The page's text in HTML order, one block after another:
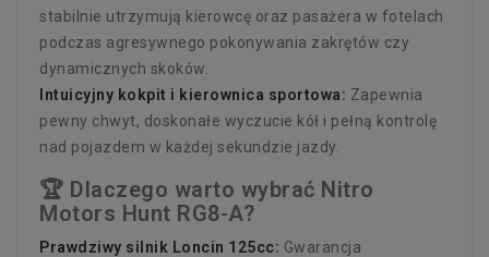
stabilnie utrzymują kierowcę oraz pasażera w fotelach
podczas agresywnego pokonywania zakrętów czy
dynamicznych skoków.
Intuicyjny kokpit i kierownica sportowa: Zapewnia
pewny chwyt, doskonałe wyczucie kół i pełną kontrolę
nad pojazdem w każdej sekundzie jazdy.
🏆 Dlaczego warto wybrać Nitro
Motors Hunt RG8-A?
Prawdziwy silnik Loncin 125cc: Gwarancja